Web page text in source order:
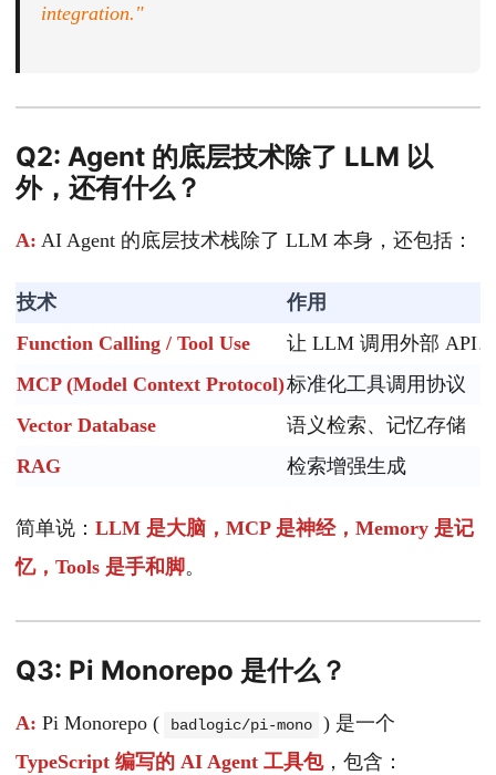
integration."
Q2: Agent 的底层技术除了 LLM 以
外，还有什么？
A: AI Agent 的底层技术栈除了 LLM 本身，还包括：
技术
作用
Function Calling / Tool Use
让 LLM 调用外部 API
MCP (Model Context Protocol)标准化工具调用协议
Vector Database
语义检索、记忆存储
RAG
检索增强生成
简单说： LLM 是大脑，MCP 是神经，Memory 是记
忆，Tools 是手和脚。
Q3: Pi Monorepo 是什么？
A: Pi Monorepo ( badlogic/pi-mono
) 是一个
TypeScript 编写的 AI Agent 工具包，包含：